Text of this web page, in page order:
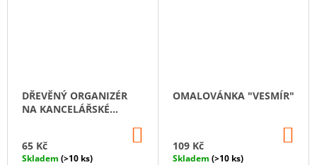
DŘEVĚNÝ ORGANIZÉR
NA KANCELÁŘSKÉ
65 Kč
KOŠÍKU
Skladem (>10 ks)
OMALOVÁNKA "VESMÍR"
109 Kč
Skladem (>10 ks)